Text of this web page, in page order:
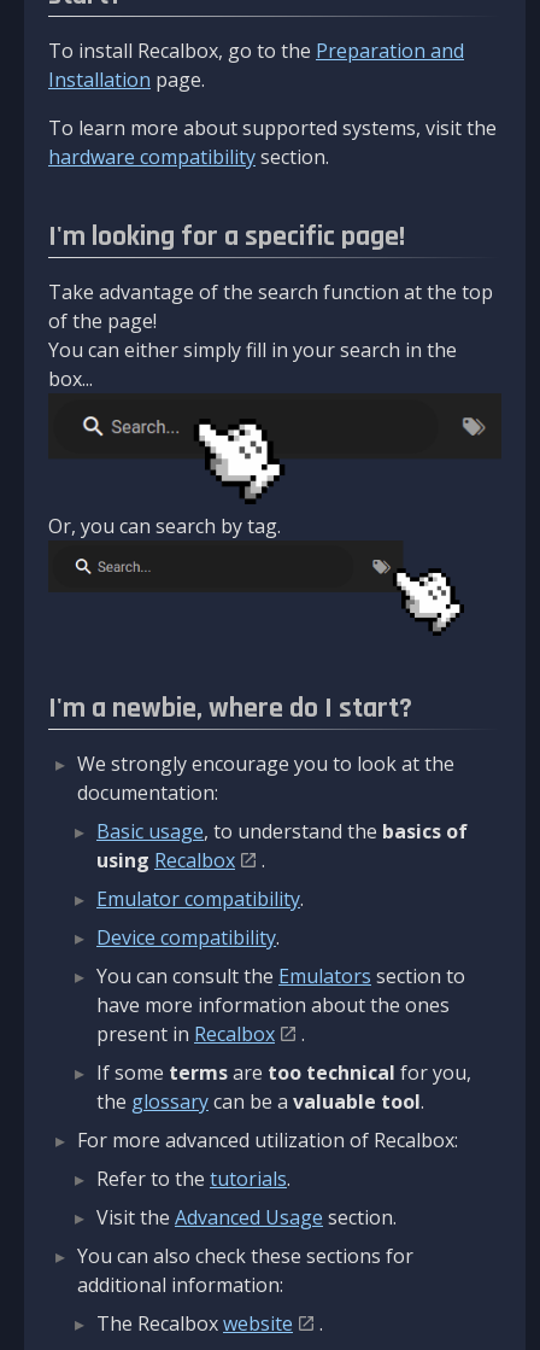
To install Recalbox, go to the Preparation and
Installation page.
To learn more about supported systems, visit the
hardware compatibilitysection.
I'm looking for a specific page!
Take advantage of the search function at the top
of the page!
You can either simply fill in your search in the
box...
Or, you can search by tag.
I'm a newbie, where do I start?
We strongly encourage you to look at the
documentation:
Basic usage, to understand the basics of
using Recalbox
.
Emulator compatibility.
Device compatibility.
You can consult the Emulators section to
have more information about the ones
present in Recalbox
.
If some termsare too technical for you,
the glossarycan be a valuable tool.
For more advanced utilization of Recalbox:
Refer to the tutorials.
Visit the Advanced Usage section.
You can also check these sections for
additional information:
The Recalboxwebsite
.